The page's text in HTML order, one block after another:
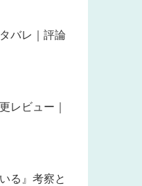
バレ｜評論
レビュー｜
る』考察と